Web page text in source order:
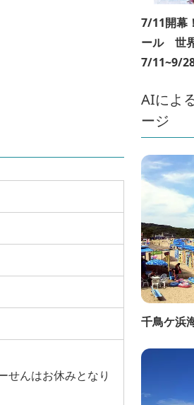
せんはお休みとなり
7/11開幕
ール 世
7/11~9/
AIによ
ージ
千鳥ケ浜